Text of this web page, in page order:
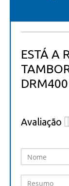
ESTÁ A
DRM400
Avaliação